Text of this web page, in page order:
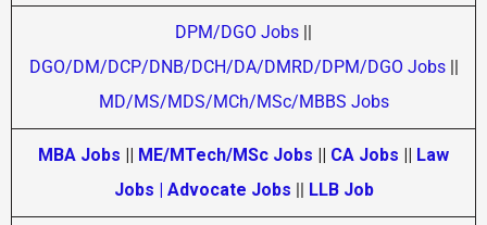
DPM/DGO Jobs
DGO/DM/DCP/DNB/DCH/DA/DMRD/DPM/DGO Jobs||
MD/MS/MDS/MCh/MSc/MBBS Jobs
MBA Jobs ME/MTech/MSc Jobs CA Jobs
Law
Jobs | Advocate Jobs
LLB Job